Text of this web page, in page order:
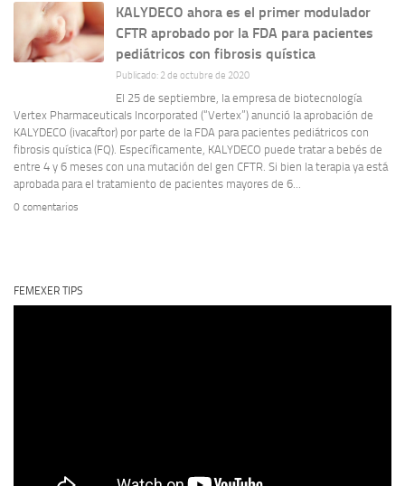
KALYDECO ahora es el primer modulador
CFTR aprobado por la FDA para pacientes
pediátricos con fibrosis quística
Publicado: 2 de octubre de 2020
El 25 de septiembre, la empresa de biotecnología
Vertex Pharmaceuticals Incorporated (“Vertex”) anunció la aprobación de
KALYDECO (ivacaftor) por parte de la FDA para pacientes pediátricos con
fibrosis quística (FQ). Específicamente, KALYDECO puede tratar a bebés de
entre 4 y 6 meses con una mutación del gen CFTR. Si bien la terapia ya está
aprobada para el tratamiento de pacientes mayores de 6...
0 comentarios
FEMEXER TIPS